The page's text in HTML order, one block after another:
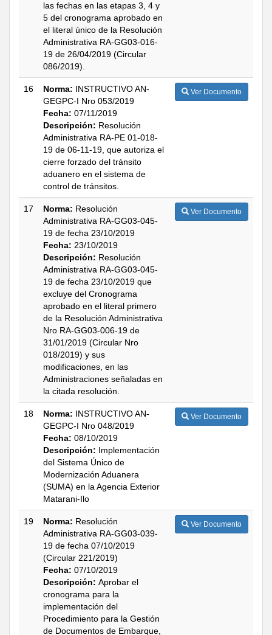
las fechas en las etapas 3, 4 y
5 del cronograma aprobado en
el literal único de la Resolución
Administrativa RA-GG03-016-
19 de 26/04/2019 (Circular
086/2019).
16 Norma: INSTRUCTIVO AN-
GEGPC-I Nro 053/2019
Fecha: 07/11/2019
Descripción: Resolución
Administrativa RA-PE 01-018-
19 de 06-11-19, que autoriza el
cierre forzado del tránsito
aduanero en el sistema de
control de tránsitos.
Ver Documento
17 Norma: Resolución
Administrativa RA-GG03-045-
19 de fecha 23/10/2019
Fecha: 23/10/2019
Descripción: Resolución
Administrativa RA-GG03-045-
19 de fecha 23/10/2019 que
excluye del Cronograma
aprobado en el literal primero
de la Resolución Administrativa
Nro RA-GG03-006-19 de
31/01/2019 (Circular Nro
018/2019) y sus
modificaciones, en las
Administraciones señaladas en
la citada resolución.
Ver Documento
18 Norma: INSTRUCTIVO AN-
GEGPC-I Nro 048/2019
Fecha: 08/10/2019
Descripción: Implementación
del Sistema Único de
Modernización Aduanera
(SUMA) en la Agencia Exterior
Matarani-Ilo
Ver Documento
19 Norma: Resolución
Administrativa RA-GG03-039-
19 de fecha 07/10/2019
(Circular 221/2019)
Fecha: 07/10/2019
Descripción: Aprobar el
cronograma para la
implementación del
Procedimiento para la Gestión
de Documentos de Embarque,
Ver Documento